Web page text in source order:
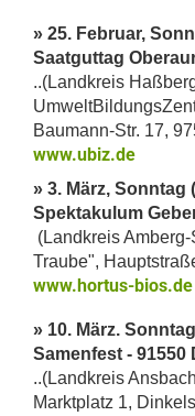
» 25. Februar,
Saatguttag
..(Landkreis
Baumann-Str. 17,
www.ubiz.de
» 3. März, Sonntag
Spektakulum
(Landkreis
Traube",
www.hortus-bios.de
» 10. März.
Samenfest - 91550
..(Landkreis
Marktplatz 1,